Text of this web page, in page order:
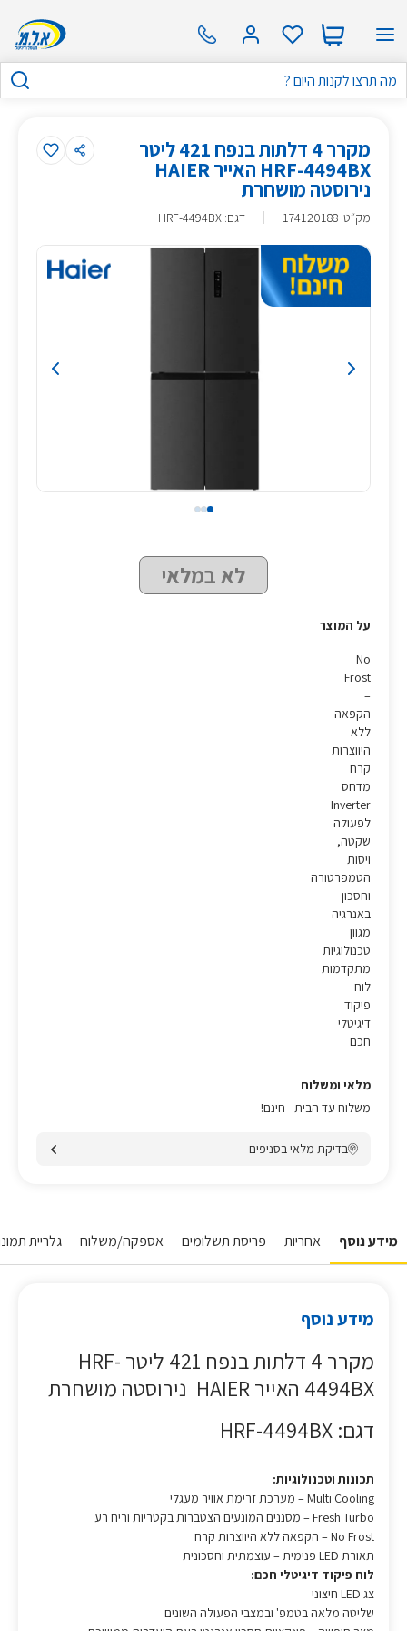
מקרר 4 דלתות בנפח 421 ליטר
HRF-4494BX האייר HAIER
נירוסטה מושחרת
מק״ט:
174120188 דגם: HRF-4494BX
לא במלאי
על המוצר
No
Frost
–
הקפאה
ללא
היווצרות
קרח
מדחס
Inverter
לפעולה
שקטה,
ויסות
הטמפרטורה
וחסכון
באנרגיה
מגוון
טכנולוגיות
מתקדמות
לוח
פיקוד
דיגיטלי
חכם
מלאי ומשלוח
משלוח עד הבית - חינם!
בדיקת מלאי בסניפים
מידע נוסף אחריות פריסת תשלומים אספקה/משלוח גלריית
מידע נוסף
מקרר 4 דלתות בנפח 421 ליטר HRF-
4494BX האייר HAIER נירוסטה מושחרת
דגם: HRF-4494BX
תכונות וטכנולוגיות:
Multi Cooling – מערכת זרימת אוויר מעגלי
Fresh Turbo – מסננים המונעים הצטברות בקטריות וריח רע
No Frost – הקפאה ללא היווצרות קרח
תאורת LED פנימית – עוצמתית וחסכונית
לוח פיקוד דיגיטלי חכם:
צג LED חיצוני
שליטה מלאה בטמפ' ובמצבי הפעולה השונים